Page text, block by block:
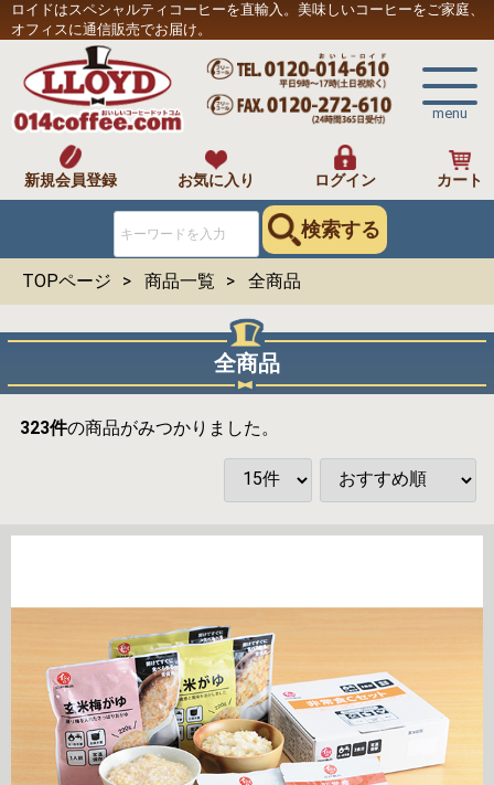
ロイドはスペシャルティコーヒーを直輸入。美味しいコーヒーをご家庭、
オフィスに通信販売でお届け。
menu
新規会員登録 お気に入り ログイン カート
検索する
TOPページ 商品一覧 全商品
全商品
323件の商品がみつかりました。